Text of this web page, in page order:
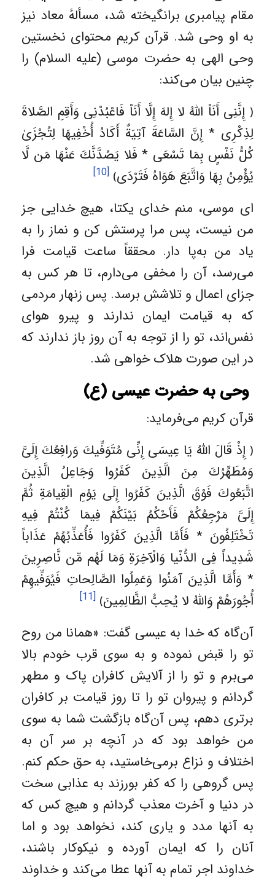
مقام پیامبری برانگیخته شد، مسألهٔ معاد نیز
به او وحی شد. قرآن کریم محتوای نخستین
وحی الهی به حضرت موسی (علیه السلام) را
چنین بیان می‌کند:
﴿ إِنَّنِی أَنَاْ اللَّهُ لا إِلهَ إِلَّا أَنَاْ فَاعْبُدْنِی وَأَقِمِ الصَّلاةَ
لِذِكْرِی * إِنَّ السَّاعَةَ آتِيَةٌ أَكَادُ أُخْفِيهَا لِتُجْزَیٰ
كُلُّ نَفْسٍ بِمَا تَسْعَی * فَلا يَصُدَّنَّكَ عَنْهَا مَن لَّا
يُؤْمِنُ بِهَا وَاتَّبَعَ هَوَاهُ فَتَرْدَی﴾ [10]
ای موسی، منم خدای یکتا، هیچ خدایی جز
من نیست، پس مرا پرستش کن و نماز را به
یاد من به‌پا دار. محققاً ساعت قیامت فرا
می‌رسد، آن را مخفی می‌دارم، تا هر کس به
جزای اعمال و تلاشش برسد. پس زنهار مردمی
که به قیامت ایمان ندارند و پیرو هوای
نفس‌اند، تو را از توجه به آن روز باز ندارند که
در این صورت هلاک خواهی شد.
وحی به حضرت عیسی (ع)
قرآن کریم می‌فرماید:
﴿ إِذْ قَالَ اللَّهُ يَا عِيسَی إِنِّی مُتَوَفِّيكَ وَرافِعُكَ إِلَیَّ
وَمُطَهِّرُكَ مِنَ الَّذِينَ كَفَرُوا وَجَاعِلُ الَّذِينَ
اتَّبَعُوكَ فَوْقَ الَّذِينَ كَفَرُوا إِلَی يَوْمِ الْقِيامَةِ ثُمَّ
إِلَیَّ مَرْجِعُكُمْ فَأَحْكُمُ بَيْنَكُمْ فِيمَا كُنْتُمْ فِيهِ
تَخْتَلِفُونَ * فَأَمَّا الَّذِينَ كَفَرُوا فَأُعَذِّبُهُمْ عَذَاباً
شَدِيداً فِی الدُّنْيا وَالْآخِرَةِ وَمَا لَهُم مِّن نَّاصِرِينَ
* وَأَمَّا الَّذِينَ آمَنُوا وَعَمِلُوا الصَّالِحاتِ فَيُوَفِّيهِمْ
أُجُورَهُمْ وَاللَّهُ لا يُحِبُّ الظَّالِمِينَ﴾ [11]
آن‌گاه که خدا به عیسی گفت: «همانا من روح
تو را قبض نموده و به سوی قرب خودم بالا
می‌برم و تو را از آلایش کافران پاک و مطهر
گردانم و پیروان تو را تا روز قیامت بر کافران
برتری دهم، پس آن‌گاه بازگشت شما به سوی
من خواهد بود که در آنچه بر سر آن به
اختلاف و نزاع برمی‌خاستید، به حق حکم کنم.
پس گروهی را که کفر بورزند به عذابی سخت
در دنیا و آخرت معذب گردانم و هیچ کس که
به آنها مدد و یاری کند، نخواهد بود و اما
آنان را که ایمان آورده و نیکوکار باشند،
خداوند اجر تمام به آنها عطا می‌کند و خداوند